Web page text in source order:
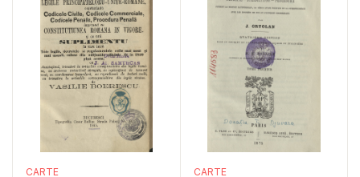
CARTE CARTE